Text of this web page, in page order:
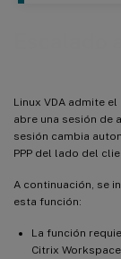
Linux VDA admite
abre una sesión de
sesión cambia
PPP del lado del
A continuación, se
esta función:
La función
Citrix